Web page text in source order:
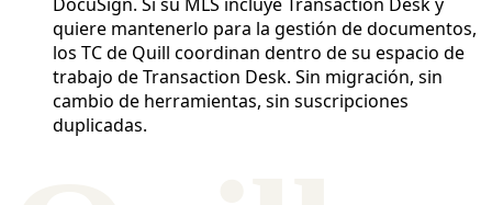
quiere mantenerlo para la gestión de documentos,
los TC de Quill coordinan dentro de su espacio de
trabajo de Transaction Desk. Sin migración, sin
cambio de herramientas, sin suscripciones
duplicadas.